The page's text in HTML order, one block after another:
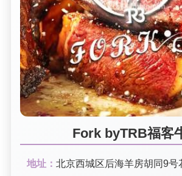
Fork byTRB福客
地址： 北京西城区后海羊房胡同9号